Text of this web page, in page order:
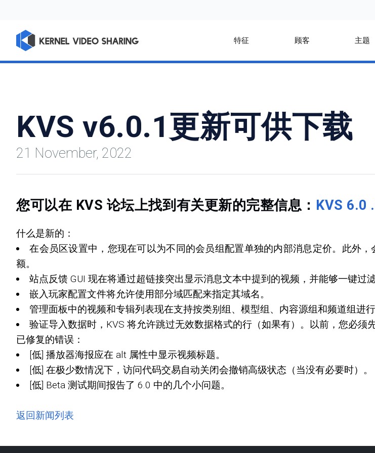
特征 顾客 主题
KVS v6.0.1更新可供下载
21 November, 2022
您可以在 KVS 论坛上找到有关更新的完整信息： KVS 6.0
什么是新的：
在会员区设置中，您现在可以为不同的会员组配置单独的内部消息定价。此外
额。
站点反馈 GUI 现在将通过超链接突出显示消息文本中提到的视频，并能够一键过
嵌入玩家配置文件将允许使用部分域匹配来指定其域名。
管理面板中的视频和专辑列表现在支持按类别组、模型组、内容源组和频道组进行
验证导入数据时，KVS 将允许跳过无效数据格式的行（如果有）。以前，您必须
已修复的错误：
[低] 播放器海报应在 alt 属性中显示视频标题。
[低] 在极少数情况下，访问代码交易自动关闭会撤销高级状态（当没有必要时）。
[低] Beta 测试期间报告了 6.0 中的几个小问题。
返回新闻列表